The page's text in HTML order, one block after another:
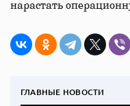
нарастать
ГЛАВНЫЕ НОВОСТИ